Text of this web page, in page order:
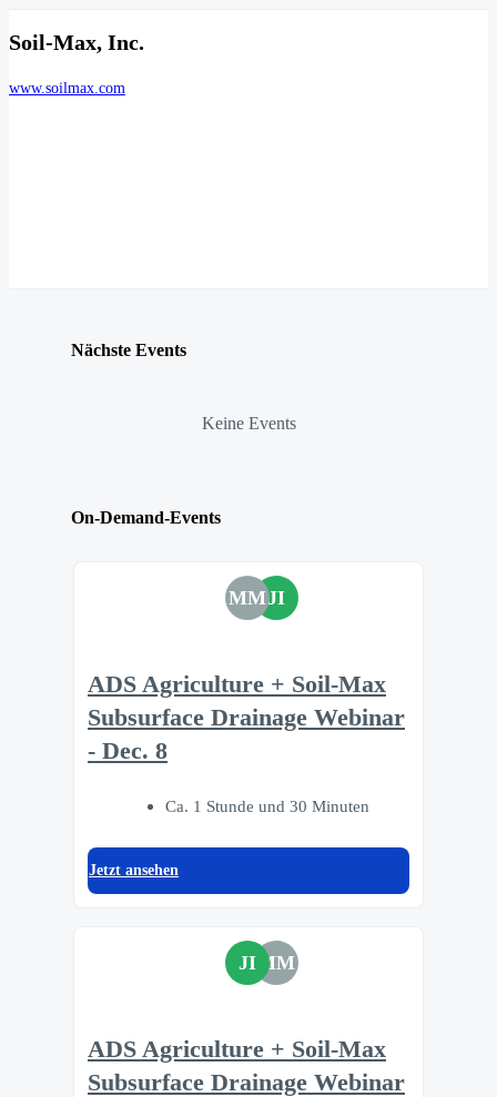
Soil-Max, Inc.
www.soilmax.com
Nächste Events
Keine Events
On-Demand-Events
MMJI
ADS Agriculture + Soil-Max
Subsurface Drainage Webinar
- Dec. 8
Ca. 1 Stunde und 30 Minuten
Jetzt ansehen
JI MM
ADS Agriculture + Soil-Max
Subsurface Drainage Webinar